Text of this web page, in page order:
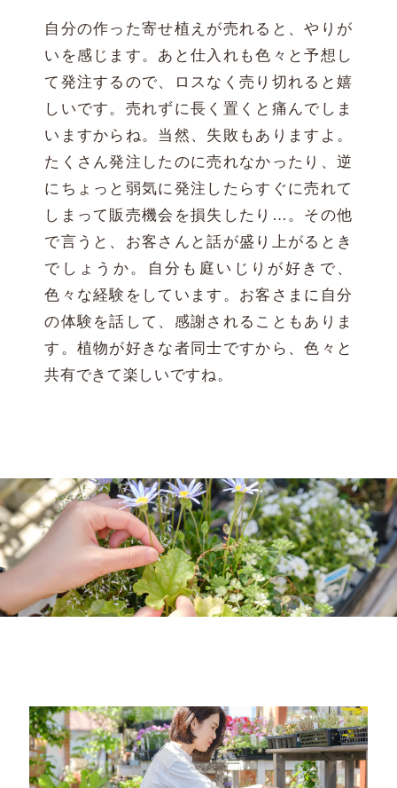
井戸垣産業のこと
門脇 史果
自分の作った寄せ植えが売れると、やりが
いを感じます。あと仕入れも色々と予想し
て発注するので、ロスなく売り切れると嬉
しいです。売れずに長く置くと痛んでしま
いますからね。当然、失敗もありますよ。
たくさん発注したのに売れなかったり、逆
にちょっと弱気に発注したらすぐに売れて
しまって販売機会を損失したり…。その他
で言うと、お客さんと話が盛り上がるとき
でしょうか。自分も庭いじりが好きで、
色々な経験をしています。お客さまに自分
の体験を話して、感謝されることもありま
す。植物が好きな者同士ですから、色々と
共有できて楽しいですね。